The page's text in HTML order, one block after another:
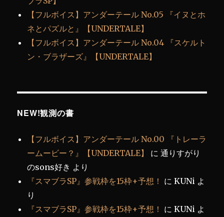
【フルボイス】アンダーテール No.05 『イヌとホ
ネとパズルと』【UNDERTALE】
【フルボイス】アンダーテール No.04 『スケルト
ン・ブラザーズ』【UNDERTALE】
NEW!観測の書
【フルボイス】アンダーテール No.00 『トレーラ
ームービー？』【UNDERTALE】
に通りすがり
のsons好き より
『スマブラSP』参戦枠を15枠+予想！ にKUNi よ
り
『スマブラSP』参戦枠を15枠+予想！ にKUNi よ